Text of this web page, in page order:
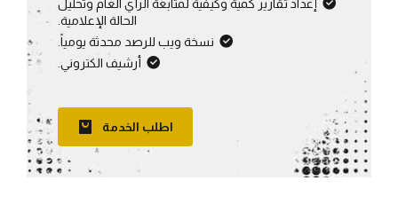
اطلب الخدمة
إعداد تقارير كمية وكيفية لمتابعة الرأي العام وتحليل
الحالة الإعلامية.
نسخة ويب للرصد محدثة يومياً.
أرشيف الكتروني.